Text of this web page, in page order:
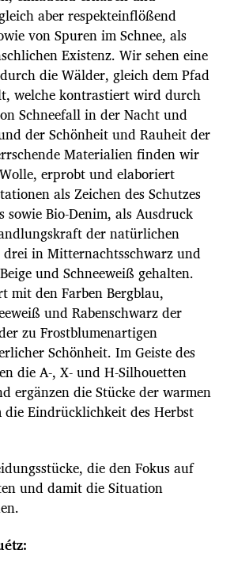
aber respekteinflößend
von Spuren im Schnee, als
Existenz. Wir sehen eine
die Wälder, gleich dem Pfad
welche kontrastiert wird durch
Schneefall in der Nacht und
der Schönheit und Rauheit der
Materialien finden wir
erprobt und elaboriert
als Zeichen des Schutzes
sowie Bio-Denim, als Ausdruck
der natürlichen
drei in Mitternachtsschwarz und
und Schneeweiß gehalten.
mit den Farben Bergblau,
und Rabenschwarz der
zu Frostblumenartigen
Schönheit. Im Geiste des
die A-, X- und H-Silhouetten
ergänzen die Stücke der warmen
die Eindrücklichkeit des Herbst
die den Fokus auf
und damit die Situation